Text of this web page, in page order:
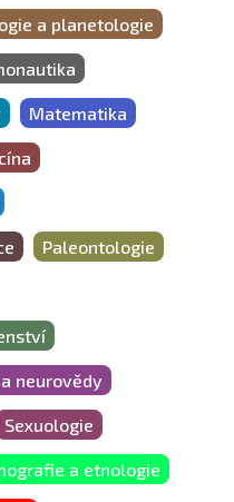
a planetologie
Matematika
Paleontologie
neurovědy
Sexuologie
a etnologie